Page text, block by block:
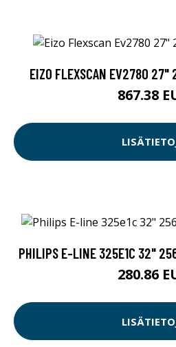
EIZO FLEXSCAN EV2780
867.38
PHILIPS E-LINE 325E1C 32"
280.86